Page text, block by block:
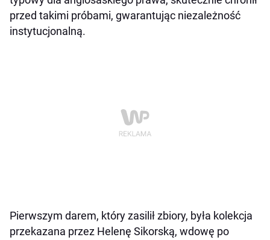
przed takimi próbami, gwarantując niezależność
instytucjonalną.
Pierwszym darem, który zasilił zbiory, była kolekcja
przekazana przez Helenę Sikorską, wdowę po